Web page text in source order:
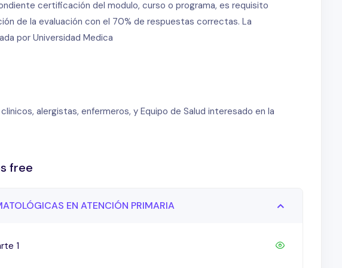
certificación del modulo, curso o programa, es requisito
de la evaluación con el 70% de respuestas correctas. La
por Universidad Medica
alergistas, enfermeros, y Equipo de Salud interesado en la
free
EN ATENCIÓN PRIMARIA
1